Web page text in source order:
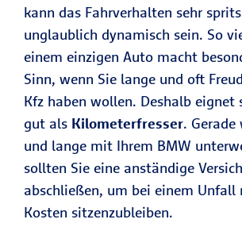
kann das Fahrverhalten sehr
unglaublich dynamisch sein. So
einem einzigen Auto macht
Sinn, wenn Sie lange und oft
Kfz haben wollen. Deshalb eignet
gut als Kilometerfresser.
und lange mit Ihrem BMW
sollten Sie eine anständige
abschließen, um bei einem Unfall
Kosten sitzenzubleiben.